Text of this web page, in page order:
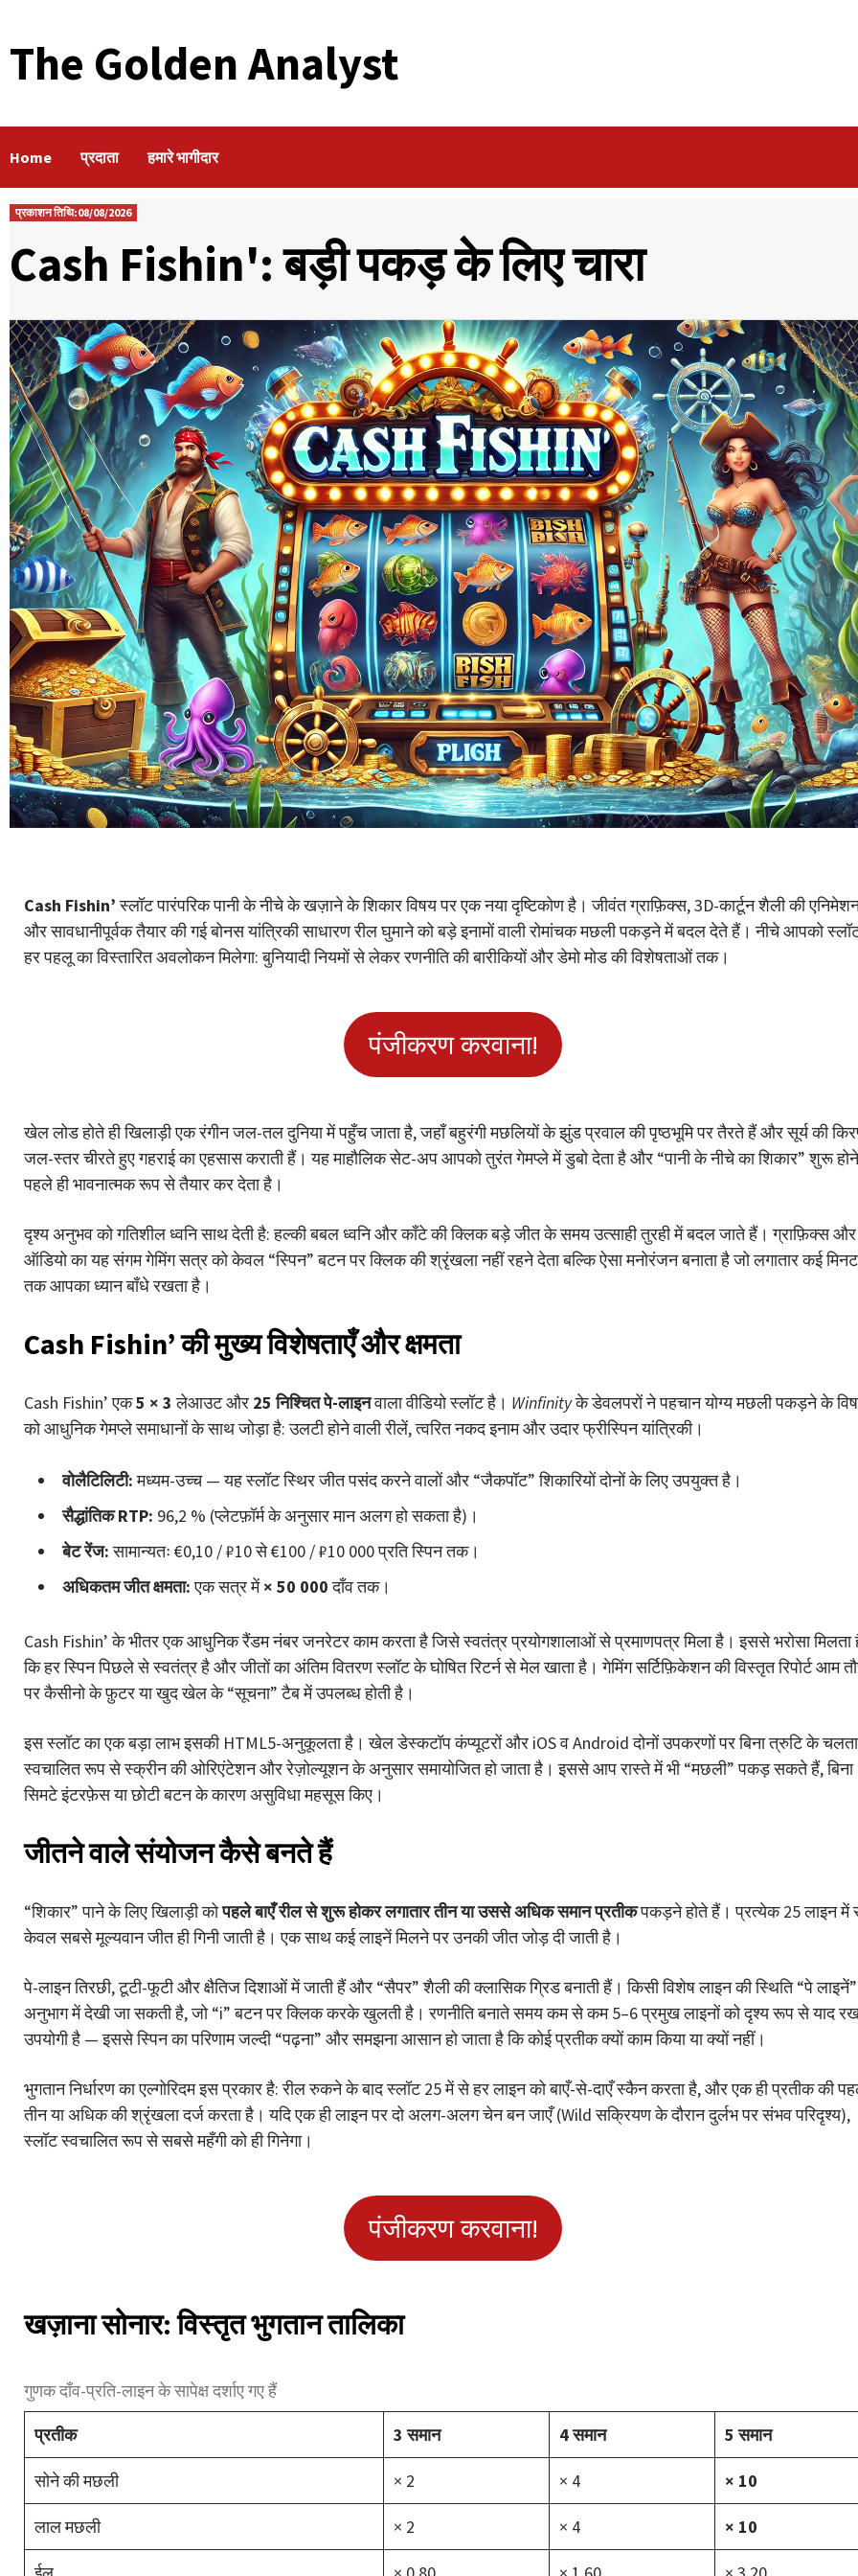
The Golden Analyst
Home प्रदाता हमारे भागीदार
प्रकाशन तिथि:08/08/2026
Cash Fishin': बड़ी पकड़ के लिए चारा
Cash Fishin’स्लॉट पारंपरिक पानी के नीचे के खज़ाने के शिकार विषय पर एक नया दृष्टिकोण है। जीवंत ग्राफ़िक्स, 3D-कार्टून शैली की
और सावधानीपूर्वक तैयार की गई बोनस यांत्रिकी साधारण रील घुमाने को बड़े इनामों वाली रोमांचक मछली पकड़ने में बदल देते हैं। नीचे आपको
हर पहलू का विस्तारित अवलोकन मिलेगा: बुनियादी नियमों से लेकर रणनीति की बारीकियों और डेमो मोड की विशेषताओं तक।
पंजीकरण करवाना!
खेल लोड होते ही खिलाड़ी एक रंगीन जल-तल दुनिया में पहुँच जाता है, जहाँ बहुरंगी मछलियों के झुंड प्रवाल की पृष्ठभूमि पर तैरते हैं और सूर्य की
जल-स्तर चीरते हुए गहराई का एहसास कराती हैं। यह माहौलिक सेट-अप आपको तुरंत गेमप्ले में डुबो देता है और “पानी के नीचे का शिकार” शुरू
पहले ही भावनात्मक रूप से तैयार कर देता है।
दृश्य अनुभव को गतिशील ध्वनि साथ देती है: हल्की बबल ध्वनि और काँटे की क्लिक बड़े जीत के समय उत्साही तुरही में बदल जाते हैं। ग्राफ़िक्स और
ऑडियो का यह संगम गेमिंग सत्र को केवल “स्पिन” बटन पर क्लिक की श्रृंखला नहीं रहने देता बल्कि ऐसा मनोरंजन बनाता है जो लगातार कई मिनट
तक आपका ध्यान बाँधे रखता है।
Cash Fishin’ की मुख्य विशेषताएँ और क्षमता
Cash Fishin’ एक5 × 3 लेआउट और 25 निश्चित पे-लाइनवाला वीडियो स्लॉट है। Winfinityके डेवलपरों ने पहचान योग्य मछली पकड़ने के
को आधुनिक गेमप्ले समाधानों के साथ जोड़ा है: उलटी होने वाली रीलें, त्वरित नकद इनाम और उदार फ्रीस्पिन यांत्रिकी।
वोलैटिलिटी:मध्यम-उच्च — यह स्लॉट स्थिर जीत पसंद करने वालों और “जैकपॉट” शिकारियों दोनों के लिए उपयुक्त है।
सैद्धांतिक RTP: 96,2 % (प्लेटफ़ॉर्म के अनुसार मान अलग हो सकता है)।
बेट रेंज:सामान्यतः €0,10 / ₽10 से €100 / ₽10 000 प्रति स्पिन तक।
अधिकतम जीत क्षमता:एक सत्र में× 50 000दाँव तक।
Cash Fishin’ के भीतर एक आधुनिक रैंडम नंबर जनरेटर काम करता है जिसे स्वतंत्र प्रयोगशालाओं से प्रमाणपत्र मिला है। इससे भरोसा मिलता
कि हर स्पिन पिछले से स्वतंत्र है और जीतों का अंतिम वितरण स्लॉट के घोषित रिटर्न से मेल खाता है। गेमिंग सर्टिफ़िकेशन की विस्तृत रिपोर्ट आम
पर कैसीनो के फ़ुटर या खुद खेल के “सूचना” टैब में उपलब्ध होती है।
इस स्लॉट का एक बड़ा लाभ इसकी HTML5-अनुकूलता है। खेल डेस्कटॉप कंप्यूटरों और iOS व Android दोनों उपकरणों पर बिना त्रुटि के
स्वचालित रूप से स्क्रीन की ओरिएंटेशन और रेज़ोल्यूशन के अनुसार समायोजित हो जाता है। इससे आप रास्ते में भी “मछली” पकड़ सकते हैं, बिना
सिमटे इंटरफ़ेस या छोटी बटन के कारण असुविधा महसूस किए।
जीतने वाले संयोजन कैसे बनते हैं
“शिकार” पाने के लिए खिलाड़ी कोपहले बाएँ रील से शुरू होकर लगातार तीन या उससे अधिक समान प्रतीकपकड़ने होते हैं। प्रत्येक 25 लाइन में
केवल सबसे मूल्यवान जीत ही गिनी जाती है। एक साथ कई लाइनें मिलने पर उनकी जीत जोड़ दी जाती है।
पे-लाइन तिरछी, टूटी-फूटी और क्षैतिज दिशाओं में जाती हैं और “सैपर” शैली की क्लासिक ग्रिड बनाती हैं। किसी विशेष लाइन की स्थिति “पे लाइनें”
अनुभाग में देखी जा सकती है, जो “i” बटन पर क्लिक करके खुलती है। रणनीति बनाते समय कम से कम 5–6 प्रमुख लाइनों को दृश्य रूप से याद
उपयोगी है — इससे स्पिन का परिणाम जल्दी “पढ़ना” और समझना आसान हो जाता है कि कोई प्रतीक क्यों काम किया या क्यों नहीं।
भुगतान निर्धारण का एल्गोरिदम इस प्रकार है: रील रुकने के बाद स्लॉट 25 में से हर लाइन को बाएँ-से-दाएँ स्कैन करता है, और एक ही प्रतीक की
तीन या अधिक की श्रृंखला दर्ज करता है। यदि एक ही लाइन पर दो अलग-अलग चेन बन जाएँ (Wild सक्रियण के दौरान दुर्लभ पर संभव परिदृश्य),
स्लॉट स्वचालित रूप से सबसे महँगी को ही गिनेगा।
पंजीकरण करवाना!
खज़ाना सोनार: विस्तृत भुगतान तालिका
गुणक दाँव-प्रति-लाइन के सापेक्ष दर्शाए गए हैं
प्रतीक
3 समान 4 समान 5 समान
सोने की मछली × 2 × 4 × 10
लाल मछली × 2 × 4 × 10